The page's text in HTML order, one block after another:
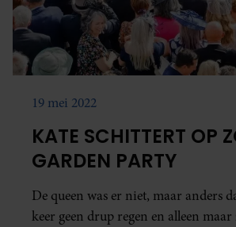
verzameld op basis van uw gebruik
gaat akkoord met onze cookies als u
gebruiken.
19 mei 2022
KATE SCHITTERT OP
GARDEN PARTY
De queen was er niet, maar anders
keer geen drup regen en alleen